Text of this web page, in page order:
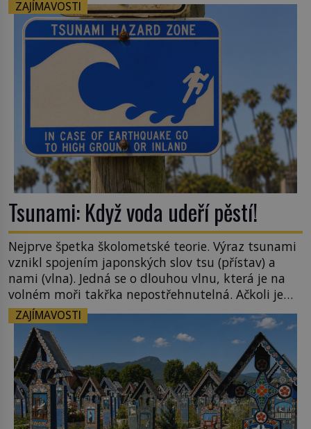
šlechtění se z ní stává zelenina, bez které si českou
zahradu ani nedokážeme představit. Její příběh je
ZAJÍMAVOSTI
Tsunami: Když voda udeří pěstí!
Nejprve špetka školometské teorie. Výraz tsunami
vznikl spojením japonských slov tsu (přístav) a
nami (vlna). Jedná se o dlouhou vlnu, která je na
volném moři takřka nepostřehnutelná. Ačkoli je
vlnová délka tsunami i 300 kilometrů, výška vlny
na volném moři je maximálně 1,5 metru. Máme se
podobné obří vlny obávat i v Evropě? Vznik
tsunami si […]
ZAJÍMAVOSTI